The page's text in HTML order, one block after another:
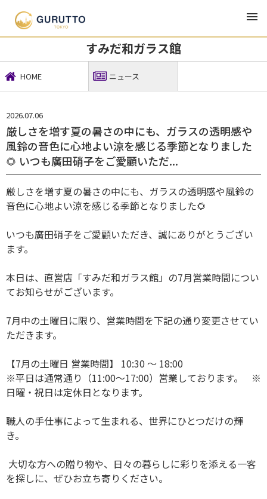
TOP
すみだ和ガラス館
HOME ニュース
2026.07.06
厳しさを増す夏の暑さの中にも、ガラスの透明感や
風鈴の音色に心地よい涼を感じる季節となりました
🌻 いつも廣田硝子をご愛顧いただ...
厳しさを増す夏の暑さの中にも、ガラスの透明感や風鈴の
音色に心地よい涼を感じる季節となりました🌻
いつも廣田硝子をご愛顧いただき、誠にありがとうござい
ます。
本日は、直営店「すみだ和ガラス館」の7月営業時間につい
てお知らせがございます。
7月中の土曜日に限り、営業時間を下記の通り変更させてい
ただきます。
【7月の土曜日 営業時間】 10:30 〜 18:00
※平日は通常通り（11:00〜17:00）営業しております。 ※
日曜・祝日は定休日となります。
職人の手仕事によって生まれる、世界にひとつだけの輝
き。
大切な方への贈り物や、日々の暮らしに彩りを添える一客
を探しに、ぜひお立ち寄りください。